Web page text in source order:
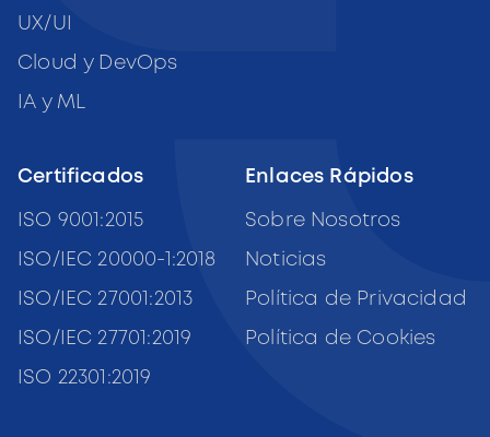
UX/UI
Cloud y DevOps
IA y ML
Enlaces Rápidos
Sobre Nosotros
Noticias
Política de Privacidad
Política de Cookies
Certificados
ISO 9001:2015
ISO/IEC 20000-1:2018
ISO/IEC 27001:2013
ISO/IEC 27701:2019
ISO 22301:2019